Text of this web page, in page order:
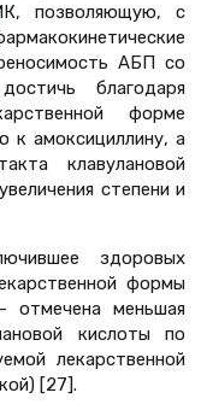
позволяющую, с
АБП со
благодаря
форме
к амоксициллину, а
клавулановой
степени и
здоровых
формы
отмечена меньшая
кислоты по
лекарственной
[27].